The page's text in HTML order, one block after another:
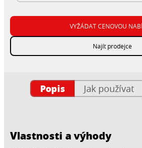
VYŽÁDAT CENOVOU
Najít prodejce
Popis Jak používat
Vlastnosti a výhody